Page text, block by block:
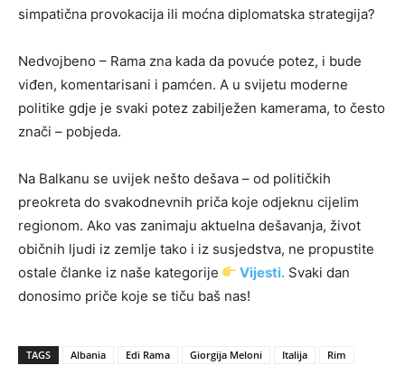
simpatična provokacija ili moćna diplomatska strategija?
Nedvojbeno – Rama zna kada da povuće potez, i bude
viđen, komentarisani i pamćen. A u svijetu moderne
politike gdje je svaki potez zabilježen kamerama, to često
znači – pobjeda.
Na Balkanu se uvijek nešto dešava – od političkih
preokreta do svakodnevnih priča koje odjeknu cijelim
regionom. Ako vas zanimaju aktuelna dešavanja, život
običnih ljudi iz zemlje tako i iz susjedstva, ne propustite
ostale članke iz naše kategorije
Vijesti. Svaki dan
donosimo priče koje se tiču baš nas!
TAGS Albania Edi Rama Giorgija Meloni Italija Rim